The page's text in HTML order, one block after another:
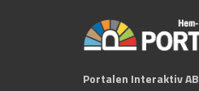
Portalen Interaktiv AB